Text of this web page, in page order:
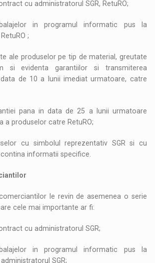
cu administratorul SGR, RetuRO;
in programul informatic pus la
;
ale produselor pe tip de material, greutate
si evidenta garantiilor si transmiterea
de 10 a lunii imediat urmatoare, catre
pana in data de 25 a lunii urmatoare
a produselor catre RetuRO;
cu simbolul reprezentativ SGR si cu
informatii specifice.
le revin de asemenea o serie
cele mai importante ar fi:
cu administratorul SGR;
in programul informatic pus la
SGR;